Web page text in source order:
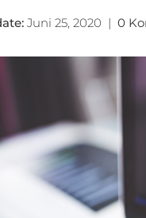
Juni 25, 2020 | 0